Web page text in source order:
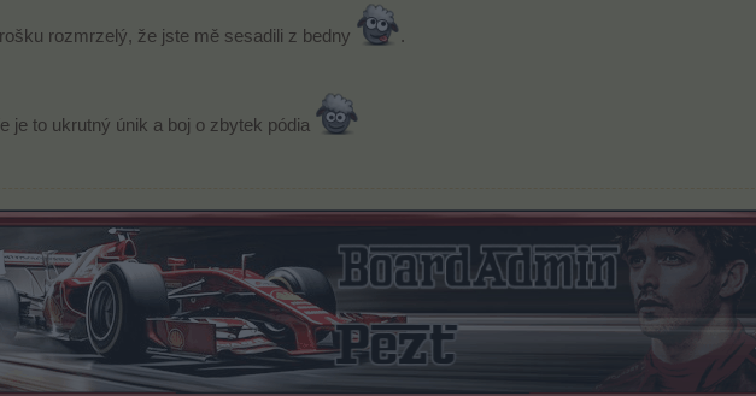
rozmrzelý, že jste mě sesadili z bedny .
je to ukrutný únik a boj o zbytek pódia